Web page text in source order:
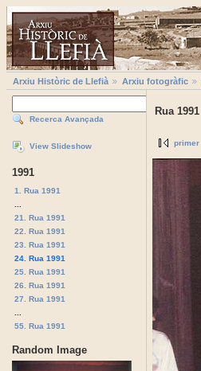
Arxiu Històric de Llefià Arxiu fotogràfic
Recerca Avançada
View Slideshow
1991
1. Rua 1991
21. Rua 1991
22. Rua 1991
23. Rua 1991
24. Rua 1991
25. Rua 1991
26. Rua 1991
27. Rua 1991
55. Rua 1991
Random Image
Rua 1991
primer